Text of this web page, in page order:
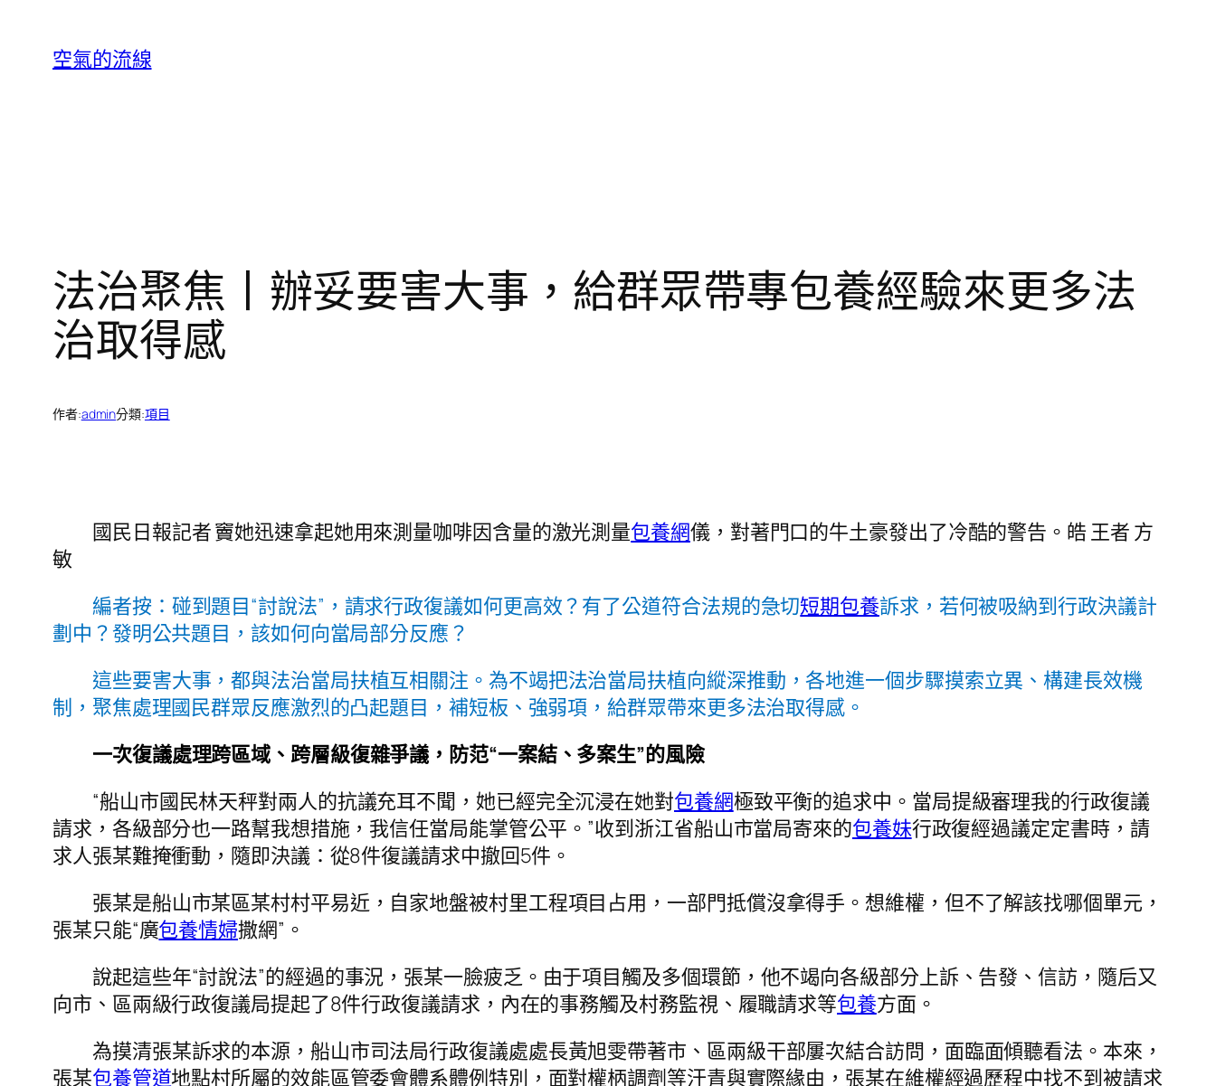
空氣的流線
法治聚焦丨辦妥要害大事，給群眾帶專包養經驗來更多法
治取得感
作者:admin分類:項目
國民日報記者 竇她迅速拿起她用來測量咖啡因含量的激光測量包養網儀，對著門口的牛土豪發出了冷酷的警告。皓 王者 方
敏
編者按：碰到題目“討說法”，請求行政復議如何更高效？有了公道符合法規的急切短期包養訴求，若何被吸納到行政決議計
劃中？發明公共題目，該如何向當局部分反應？
這些要害大事，都與法治當局扶植互相關注。為不竭把法治當局扶植向縱深推動，各地進一個步驟摸索立異、構建長效機
制，聚焦處理國民群眾反應激烈的凸起題目，補短板、強弱項，給群眾帶來更多法治取得感。
一次復議處理跨區域、跨層級復雜爭議，防范“一案結、多案生”的風險
“船山市國民林天秤對兩人的抗議充耳不聞，她已經完全沉浸在她對包養網極致平衡的追求中。當局提級審理我的行政復議
請求，各級部分也一路幫我想措施，我信任當局能掌管公平。”收到浙江省船山市當局寄來的包養妹行政復經過議定定書時，請
求人張某難掩衝動，隨即決議：從8件復議請求中撤回5件。
張某是船山市某區某村村平易近，自家地盤被村里工程項目占用，一部門抵償沒拿得手。想維權，但不了解該找哪個單元，
張某只能“廣包養情婦撒網”。
說起這些年“討說法”的經過的事況，張某一臉疲乏。由于項目觸及多個環節，他不竭向各級部分上訴、告發、信訪，隨后又
向市、區兩級行政復議局提起了8件行政復議請求，內在的事務觸及村務監視、履職請求等包養方面。
為摸清張某訴求的本源，船山市司法局行政復議處處長黃旭雯帶著市、區兩級干部屢次結合訪問，面臨面傾聽看法。本來，
張某包養管道地點村所屬的效能區管委會體系體例特別，面對權柄調劑等汗青與實際緣由，張某在維權經過歷程中找不到被請求